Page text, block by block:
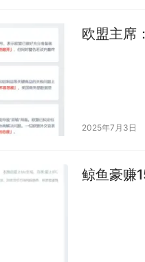
欧盟主席
2025年7月3日
鲸鱼豪赚